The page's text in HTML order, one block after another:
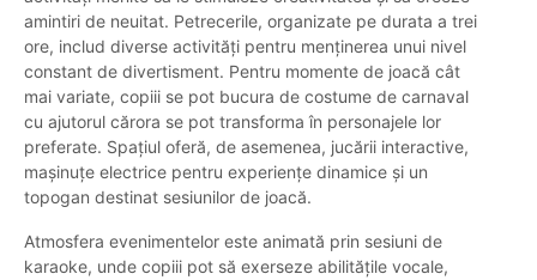
amintiri de neuitat. Petrecerile, organizate pe durata a trei
ore, includ diverse activități pentru menținerea unui nivel
constant de divertisment. Pentru momente de joacă cât
mai variate, copiii se pot bucura de costume de carnaval
cu ajutorul cărora se pot transforma în personajele lor
preferate. Spațiul oferă, de asemenea, jucării interactive,
mașinuțe electrice pentru experiențe dinamice și un
topogan destinat sesiunilor de joacă.
Atmosfera evenimentelor este animată prin sesiuni de
karaoke, unde copiii pot să exerseze abilitățile vocale,